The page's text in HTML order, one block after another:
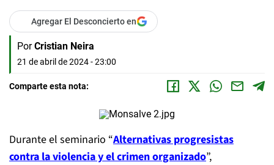
Agregar El Desconcierto en
Por Cristian Neira
21 de abril de 2024 - 23:00
Comparte esta nota:
Durante el seminario “Alternativas progresistas
contra la violencia y el crimen organizado”,